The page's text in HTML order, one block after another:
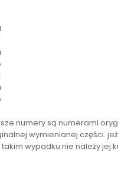
numery są numerami
wymienianej części.
wypadku nie należy jej